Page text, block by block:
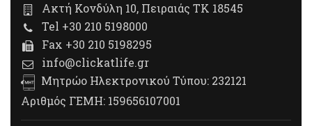
Ακτή Κονδύλη 10, Πειραιάς ΤΚ 18545
Tel +30 210 5198000
Fax +30 210 5198295
info@clickatlife.gr
Μητρώο Ηλεκτρονικού Τύπου: 232121
Αριθμός ΓΕΜΗ: 159656107001